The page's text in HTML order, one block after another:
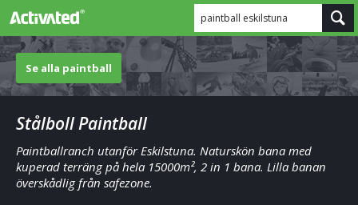
paintball eskilstuna
Se alla paintball
Stålboll Paintball
Paintballranch utanför Eskilstuna. Naturskön bana med
kuperad terräng på hela 15000m², 2 in 1 bana. Lilla banan
överskådlig från safezone.